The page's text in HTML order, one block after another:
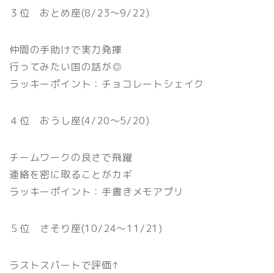
３位 おとめ座(8/23〜9/22)
仲間の手助けで実力発揮
行ってみたい国の話が◎
ラッキーポイント：チョコレートシェイク
４位 おうし座(4/20〜5/20)
チームワークの良さで飛躍
連絡を密に取ることがカギ
ラッキーポイント：手書きメモアプリ
５位 さそり座(10/24〜11/21)
ラストスパートで評価↑